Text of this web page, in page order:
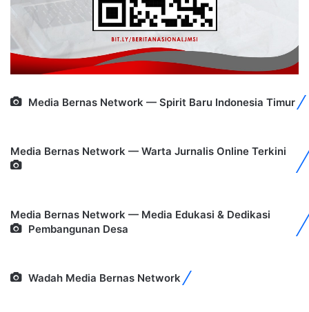
Media Bernas Network — Spirit Baru Indonesia Timur
Media Bernas Network — Warta Jurnalis Online Terkini
Media Bernas Network — Media Edukasi & Dedikasi
Pembangunan Desa
Wadah Media Bernas Network